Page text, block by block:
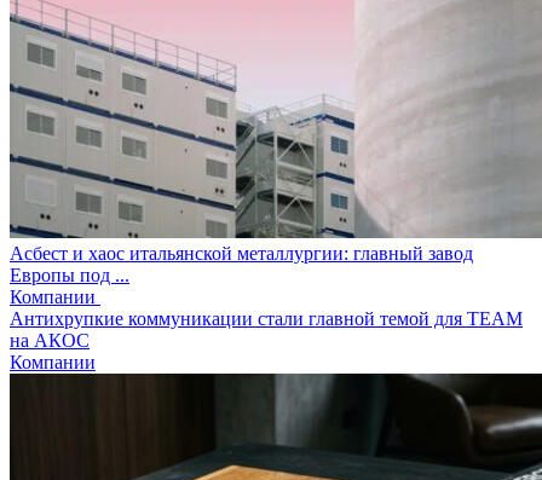
Асбест и хаос итальянской металлургии: главный завод
Европы под ...
Компании
Антихрупкие коммуникации стали главной темой для TEAM
на АКОС
Компании